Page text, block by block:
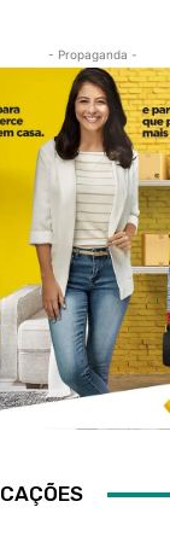
- Propaganda -